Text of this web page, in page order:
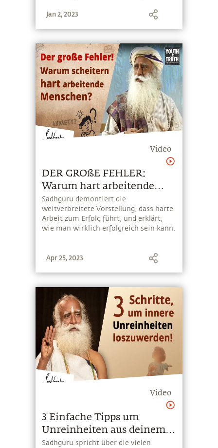
dass das Leiden nicht von einer
Jan 2, 2023
Video
DER GROßE FEHLER:
Warum hart arbeitende
Menschen scheitern?
Sadhguru demontiert die
weitverbreitete Vorstellung, dass harte
Arbeit zum Erfolg führt, und erklärt,
wie man wirklich erfolgreich sein kann.
Apr 25, 2023
Video
3 Einfache Tipps um
Unreinheiten aus deinem
System zu entfernen
Sadhguru spricht über die vielen